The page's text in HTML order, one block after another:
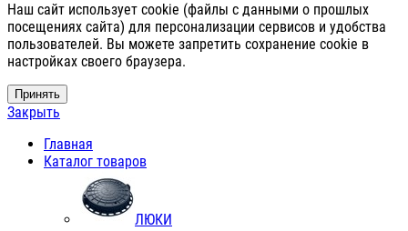
Наш сайт использует cookie (файлы с данными о прошлых
посещениях сайта) для персонализации сервисов и удобства
пользователей. Вы можете запретить сохранение cookie в
настройках своего браузера.
Принять
Закрыть
Главная
Каталог товаров
ЛЮКИ